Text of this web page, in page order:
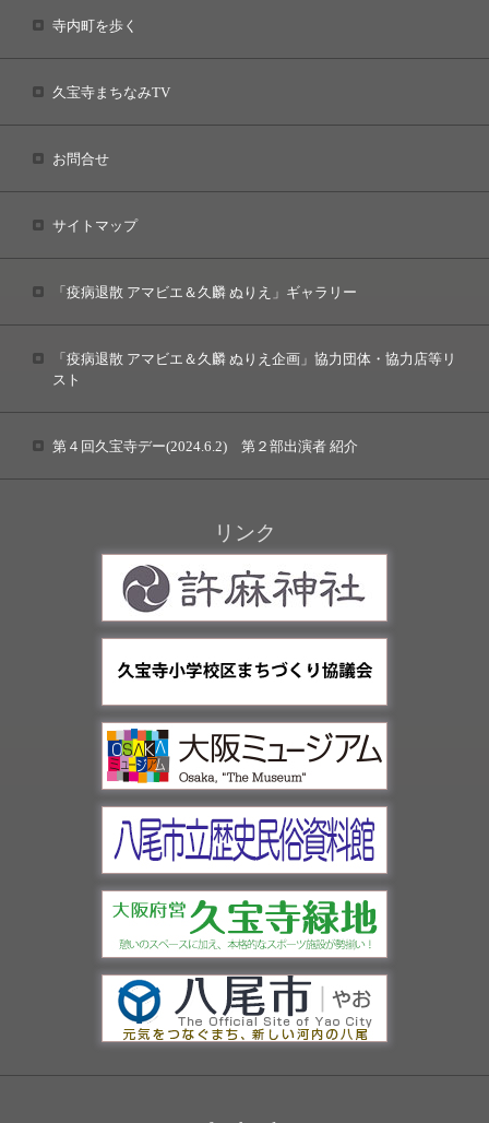
寺内町を歩く
久宝寺まちなみTV
お問合せ
サイトマップ
「疫病退散 アマビエ＆久麟 ぬりえ」ギャラリー
「疫病退散 アマビエ＆久麟 ぬりえ企画」協力団体・協力店等リ
スト
第４回久宝寺デー(2024.6.2) 第２部出演者 紹介
リンク